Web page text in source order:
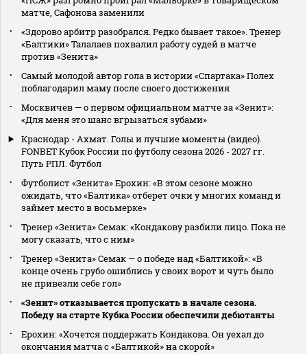
матче, Сафонова заменили
«Здорово арбитр разобрался. Редко бывает такое». Тренер
«Балтики» Талалаев похвалил работу судей в матче
против «Зенита»
Самый молодой автор гола в истории «Спартака» Полех
поблагодарил маму после своего достижения
Москвичев — о первом официальном матче за «Зенит»:
«Для меня это шанс вгрызаться зубами»
Краснодар - Ахмат. Голы и лучшие моменты (видео).
FONBET Кубок России по футболу сезона 2026 - 2027 гг.
Путь РПЛ. Футбол
Футболист «Зенита» Ерохин: «В этом сезоне можно
ожидать, что «Балтика» отберет очки у многих команд и
займет место в восьмерке»
Тренер «Зенита» Семак: «Кондакову разбили лицо. Пока не
могу сказать, что с ним»
Тренер «Зенита» Семак — о победе над «Балтикой»: «В
конце очень грубо ошиблись у своих ворот и чуть было
не привезли себе гол»
«Зенит» отказывается пропускать в начале сезона.
Победу на старте Кубка России обеспечили дебютанты
Ерохин: «Хочется поддержать Кондакова. Он уехал до
окончания матча с «Балтикой» на скорой»